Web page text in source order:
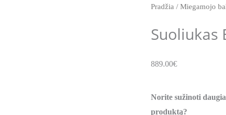
Pradžia / Miegamojo
Suoliukas
889.00€
Norite sužinoti
produktą?